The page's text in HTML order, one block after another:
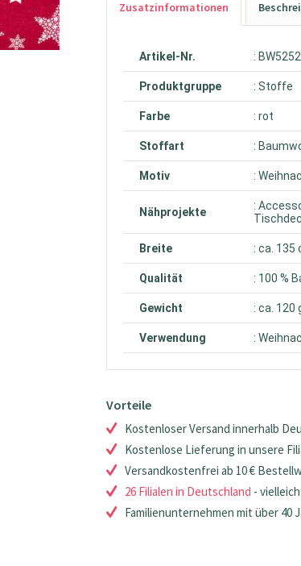
Zusatzinformationen
Artikel-Nr. :
Produktgruppe : Stoffe
Farbe : rot
Stoffart :
Motiv :
Nähprojekte
:
Breite : ca. 135
Qualität : 100 %
Gewicht : ca. 120
Verwendung :
Vorteile
Kostenloser Versand innerhalb
Kostenlose Lieferung in unsere
Versandkostenfrei ab 10 €
26 Filialen in Deutschland -
Familienunternehmen mit über 40